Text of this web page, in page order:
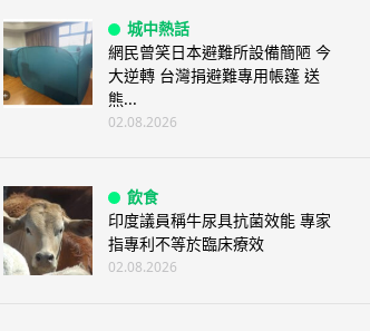
城中熱話
網民曾笑日本避難所設備簡陋 今
大逆轉 台灣捐避難專用帳篷 送
熊...
02.08.2026
飲食
印度議員稱牛尿具抗菌效能 專家
指專利不等於臨床療效
02.08.2026